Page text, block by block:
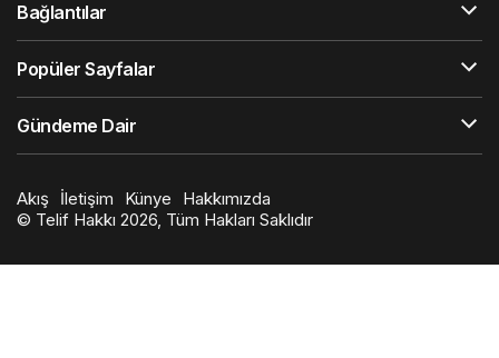
Bağlantılar
Popüler Sayfalar
Gündeme Dair
Akış İletişim Künye
Hakkımızda
© Telif Hakkı 2026, Tüm Hakları Saklıdır